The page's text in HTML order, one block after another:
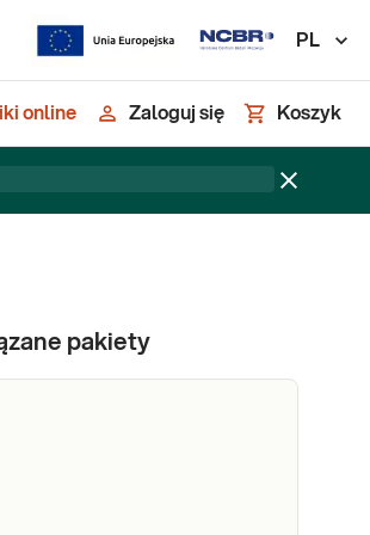
PL
online Zaloguj się Koszyk
pakiety